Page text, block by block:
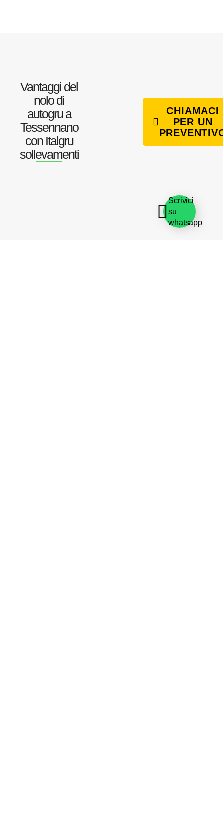
Vantaggi del
nolo di
autogru a
Tessennano
con Italgru
sollevamenti
CHIAMACI
PER UN
Scrivici
su
whatsapp